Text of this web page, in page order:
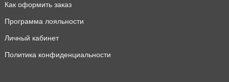
Как оформить заказ
Программа лояльности
Личный кабинет
Политика конфиденциальности